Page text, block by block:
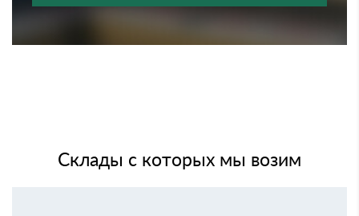
Склады с которых мы возим